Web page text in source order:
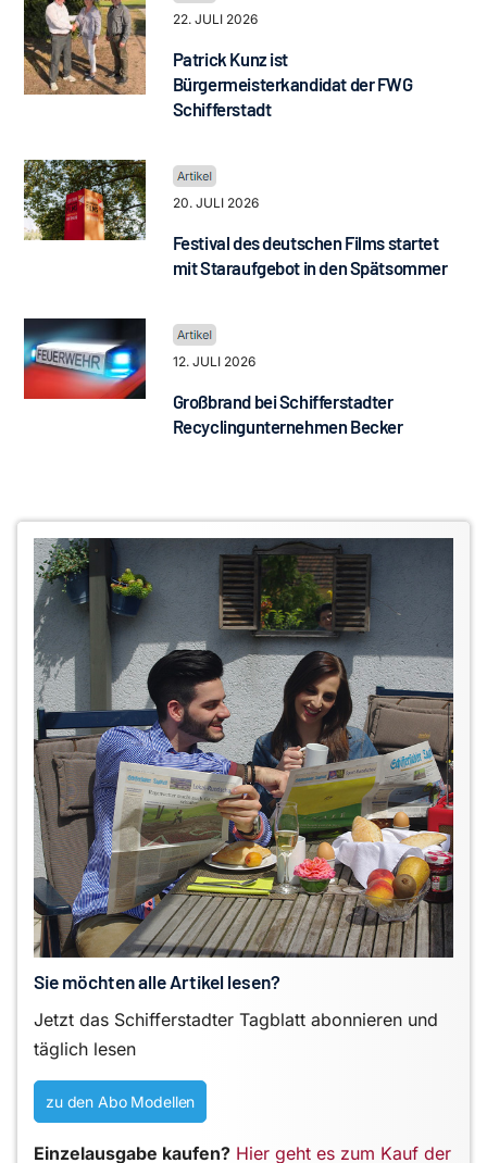
22. JULI 2026
Patrick Kunz ist
Bürgermeisterkandidat der FWG
Schifferstadt
20. JULI 2026
Festival des deutschen Films startet
mit Staraufgebot in den Spätsommer
12. JULI 2026
Großbrand bei Schifferstadter
Recyclingunternehmen Becker
Sie möchten alle Artikel lesen?
Jetzt das Schifferstadter Tagblatt abonnieren und
täglich lesen
zu den Abo Modellen
Einzelausgabe kaufen? Hier geht es zum Kauf der